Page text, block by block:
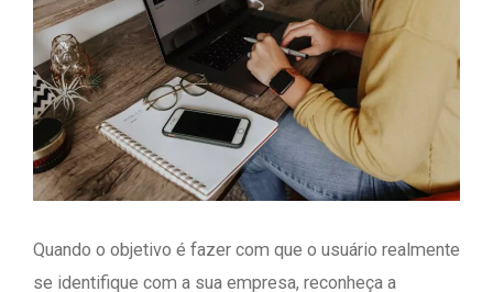
Quando o objetivo é fazer com que o usuário realmente
se identifique com a sua empresa, reconheça a